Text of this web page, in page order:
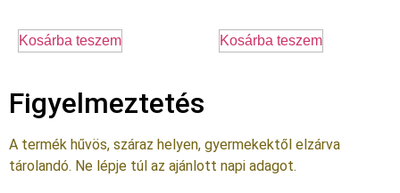
Kosárba teszem Kosárba teszem
Figyelmeztetés
A termék hűvös, száraz helyen, gyermekektől elzárva
tárolandó. Ne lépje túl az ajánlott napi adagot.